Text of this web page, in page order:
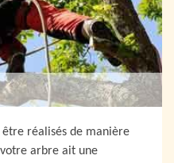
être réalisés de manière
arbre ait une